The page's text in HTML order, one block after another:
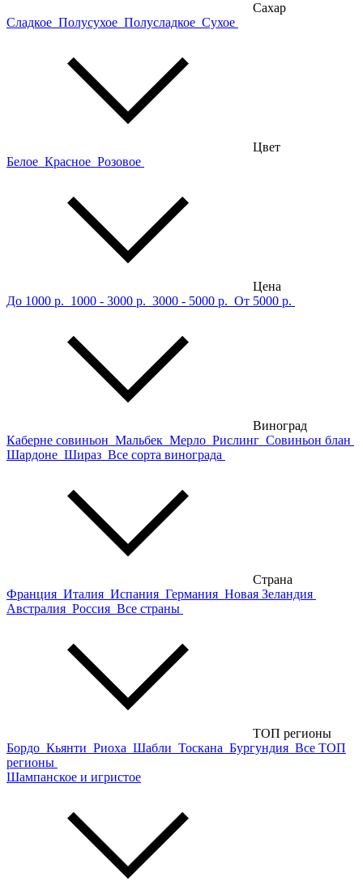
Сахар
Сладкое Полусухое Полусладкое Сухое
Цвет
Белое Красное Розовое
Цена
До 1000 р. 1000 - 3000 р. 3000 - 5000 р. От 5000 р.
Виноград
Каберне совиньон Мальбек Мерло Рислинг Совиньон блан
Шардоне Шираз Все сорта винограда
Страна
Франция Италия Испания Германия Новая Зеландия
Австралия Россия Все страны
ТОП регионы
Бордо Кьянти Риоха Шабли Тоскана Бургундия Все ТОП
регионы
Шампанское и игристое